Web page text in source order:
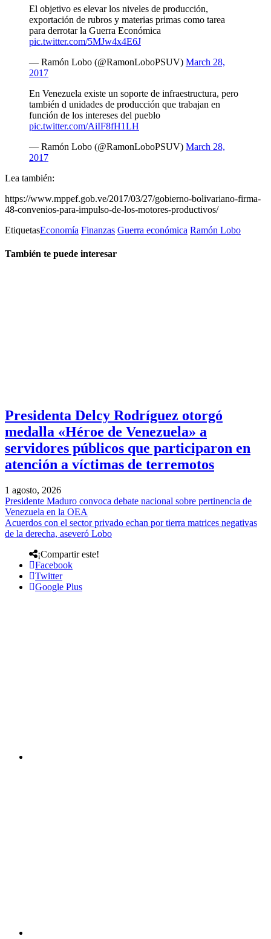
El objetivo es elevar los niveles de producción,
exportación de rubros y materias primas como tarea
para derrotar la Guerra Económica
pic.twitter.com/5MJw4x4E6J
— Ramón Lobo (@RamonLoboPSUV) March 28,
2017
En Venezuela existe un soporte de infraestructura, pero
también d unidades de producción que trabajan en
función de los intereses del pueblo
pic.twitter.com/AiIF8fH1LH
— Ramón Lobo (@RamonLoboPSUV) March 28,
2017
Lea también:
https://www.mppef.gob.ve/2017/03/27/gobierno-bolivariano-firma-
48-convenios-para-impulso-de-los-motores-productivos/
EtiquetasEconomía Finanzas Guerra económica Ramón Lobo
También te puede interesar
Presidenta Delcy Rodríguez otorgó
medalla «Héroe de Venezuela» a
servidores públicos que participaron en
atención a víctimas de terremotos
1 agosto, 2026
Presidente Maduro convoca debate nacional sobre pertinencia de
Venezuela en la OEA
Acuerdos con el sector privado echan por tierra matrices negativas
de la derecha, aseveró Lobo
¡Compartir este!
Facebook
Twitter
Google Plus